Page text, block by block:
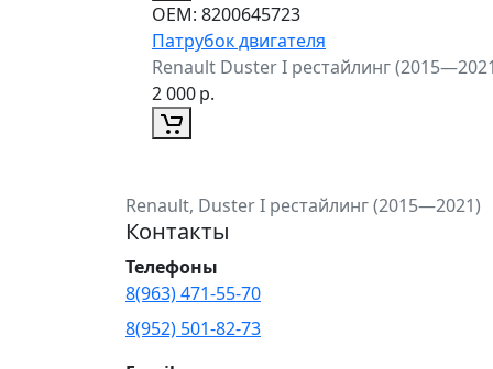
ОЕМ: 8200645723
Патрубок двигателя
Renault Duster I рестайлинг
2 000р.
Renault, Duster I рестайлинг (2015—2021)
Контакты
Телефоны
8(963) 471-55-70
8(952) 501-82-73